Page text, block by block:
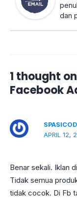
dan
1 thought
Facebook
APRIL 12,
Benar sekali. Iklan
Tidak semua
tidak cocok. Di Fb